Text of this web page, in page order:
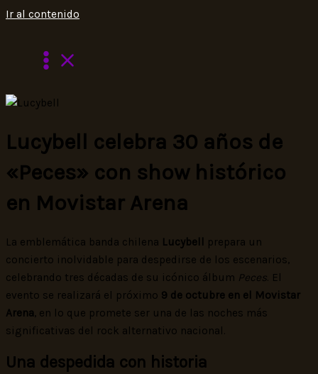
Ir al contenido
Lucybell celebra 30 años de
«Peces» con show histórico
en Movistar Arena
La emblemática banda chilena Lucybell
prepara un
concierto inolvidable para despedirse de los escenarios,
celebrando tres décadas de su icónico álbum Peces . El
evento se realizará el próximo 9 de octubre en el Movistar
Arena, en lo que promete ser una de las noches más
significativas del rock alternativo nacional.
Una despedida con historia